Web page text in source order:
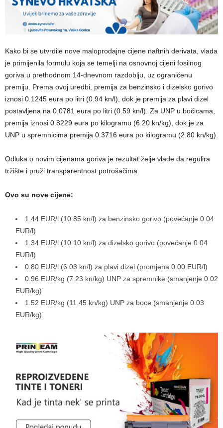
Kako bi se utvrdile nove maloprodajne cijene naftnih derivata, vlada
je primijenila formulu koja se temelji na osnovnoj cijeni fosilnog
goriva u prethodnom 14-dnevnom razdoblju, uz ograničenu
premiju. Prema ovoj uredbi, premija za benzinsko i dizelsko gorivo
iznosi 0.1245 eura po litri (0.94 kn/l), dok je premija za plavi dizel
postavljena na 0.0781 eura po litri (0.59 kn/l). Za UNP u bočicama,
premija iznosi 0.8229 eura po kilogramu (6.20 kn/kg), dok je za
UNP u spremnicima premija 0.3716 eura po kilogramu (2.80 kn/kg).
Odluka o novim cijenama goriva je rezultat želje vlade da regulira
tržište i pruži transparentnost potrošačima.
Ovo su nove cijene:
1.44 EUR/l (10.85 kn/l) za benzinsko gorivo (povećanje 0.04
EUR/l)
1.34 EUR/l (10.10 kn/l) za dizelsko gorivo (povećanje 0.04
EUR/l)
0.80 EUR/l (6.03 kn/l) za plavi dizel (promjena 0.00 EUR/l)
0.96 EUR/kg (7.23 kn/kg) UNP za spremnike (smanjenje 0.02
EUR/kg)
1.52 EUR/kg (11.45 kn/kg) UNP za boce (smanjenje 0.03
EUR/kg).